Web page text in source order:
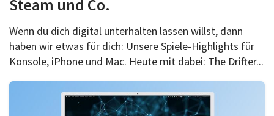
Steam und Co.
Wenn du dich digital unterhalten lassen willst, dann
haben wir etwas für dich: Unsere Spiele-Highlights für
Konsole, iPhone und Mac. Heute mit dabei: The Drifter...